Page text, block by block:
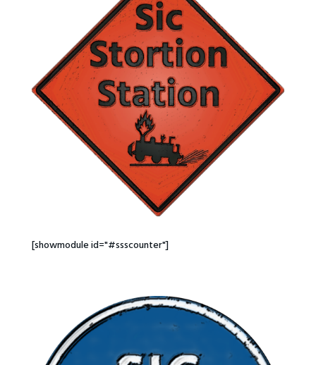
[showmodule id="#ssscounter"]